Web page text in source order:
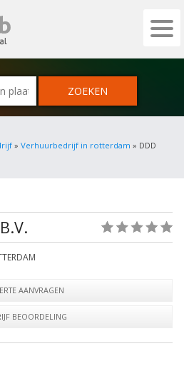
OPENMKB - DE ZAKELIJKE PORTAL
» Verhuurbedrijf in rotterdam » DDD
AANVRAGEN
BEOORDELING